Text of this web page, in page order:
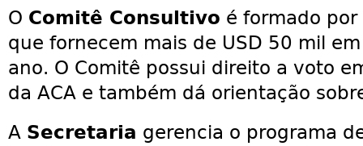
O Comitê Consultivo é formado
que fornecem mais de USD 50 mil
ano. O Comitê possui direito a voto
da ACA e também dá orientação
A Secretaria gerencia o programa